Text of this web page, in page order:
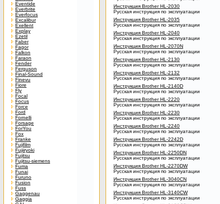
Eventide
Everbrite
Everfocus
Excalibur
Exellent
Explay
Ezetil
Faber
Fagor
Falkon
Faraon
Fender
Ferguson
Final-Sound
Finevu
Fiore
Fly
Focal
Focus
Force
Ford
Fornelli
Forsage
ForYou
Fox
Franke
Fujifilm
Fujiiryoki
Fujitsu
Fujitsu-siemens
Fuma
Funai
Furuno
Fusion
Fuss
Gaggenau
Gaggia
Инструкция Brother HL-2030
Русская инструкция по эксплуатации
Инструкция Brother HL-2035
Русская инструкция по эксплуатации
Инструкция Brother HL-2040
Русская инструкция по эксплуатации
Инструкция Brother HL-2070N
Русская инструкция по эксплуатации
Инструкция Brother HL-2130
Русская инструкция по эксплуатации
Инструкция Brother HL-2132
Русская инструкция по эксплуатации
Инструкция Brother HL-2140D
Русская инструкция по эксплуатации
Инструкция Brother HL-2220
Русская инструкция по эксплуатации
Инструкция Brother HL-2230
Русская инструкция по эксплуатации
Инструкция Brother HL-2240
Русская инструкция по эксплуатации
Инструкция Brother HL-2242D
Русская инструкция по эксплуатации
Инструкция Brother HL-2250DN
Русская инструкция по эксплуатации
Инструкция Brother HL-2270DW
Русская инструкция по эксплуатации
Инструкция Brother HL-3040CN
Русская инструкция по эксплуатации
Инструкция Brother HL-3140CW
Русская инструкция по эксплуатации